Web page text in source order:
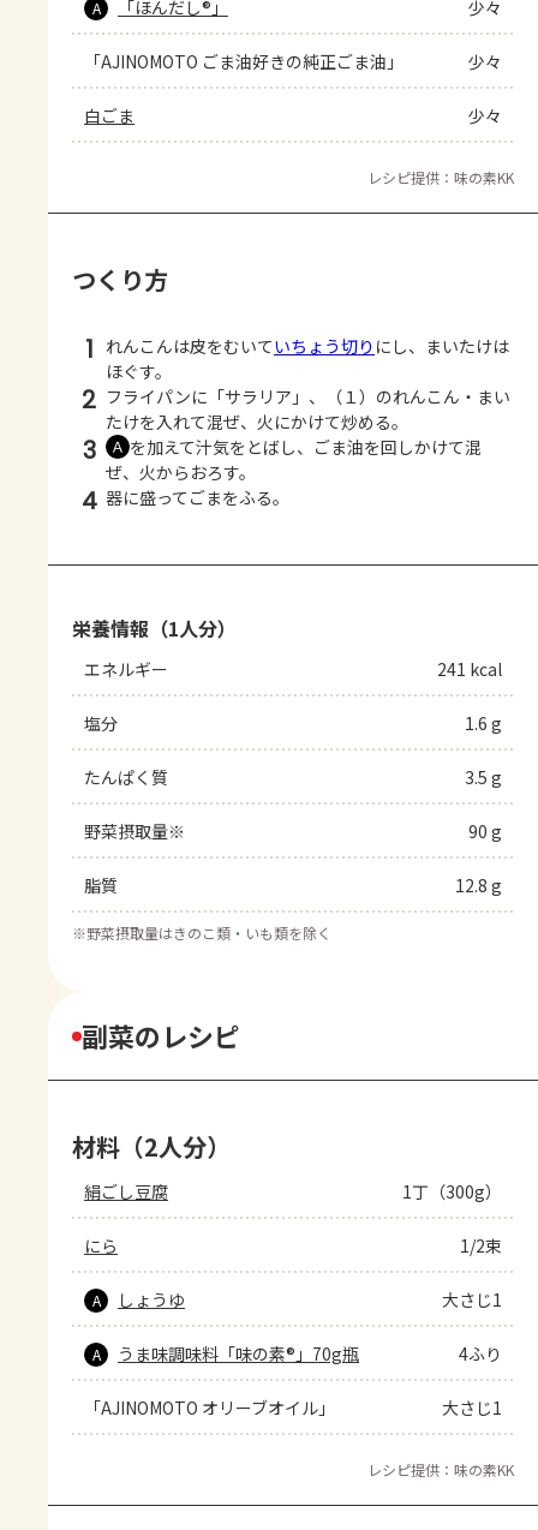
A 「ほんだし®」 少々
「AJINOMOTO ごま油好きの純正ごま油」 少々
白ごま 少々
レシピ提供：味の素KK
つくり方
1 れんこんは皮をむいていちょう切り にし、まいたけは
ほぐす。
2 フライパンに「サラリア」、（１）のれんこん・まい
たけを入れて混ぜ、火にかけて炒める。
3 Ａ を加えて汁気をとばし、ごま油を回しかけて混
ぜ、火からおろす。
4 器に盛ってごまをふる。
栄養情報（1人分）
エネルギー 241 kcal
塩分 1.6 g
たんぱく質 3.5 g
野菜摂取量※ 90 g
脂質 12.8 g
※野菜摂取量はきのこ類・いも類を除く
副菜のレシピ
材料（2人分）
絹ごし豆腐 1丁（300g）
にら 1/2束
A しょうゆ 大さじ1
A うま味調味料「味の素®」70g瓶 4ふり
「AJINOMOTO オリーブオイル」 大さじ1
レシピ提供：味の素KK